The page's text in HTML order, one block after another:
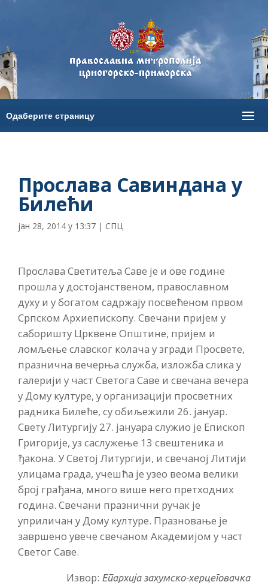
Прослава Савиндана у
Билећи
јан 28, 2014 у 13:37 | СПЦ
Прослава Светитеља Саве је и ове године
прошла у достојанственом, православном
духу и у богатом садржају посвећеном првом
Српском Архиепископу. Свечани пријем у
саборишту Црквене Општине, пријем и
ломљење славског колача у згради Просвете,
празнична вечерња служба, изложба слика у
галерији у част Светога Саве и свечана вечера
у Дому културе, у организацији просветних
радника Билеће, су обиљежили 26. јануар.
Свету Литургију 27. јануара служио је Епископ
Григорије, уз саслужење 13 свештеника и
ђакона. У Светој Литургији, и свечаној Литији
улицама града, учешћа је узео веома велики
број грађана, много више него претходних
година. Свечани празнични ручак је
уприличан у Дому културе. Празновање је
завршено увече свечаном Академијом у част
Светог Саве.
Извор: Епархија захумско-херцеговачка